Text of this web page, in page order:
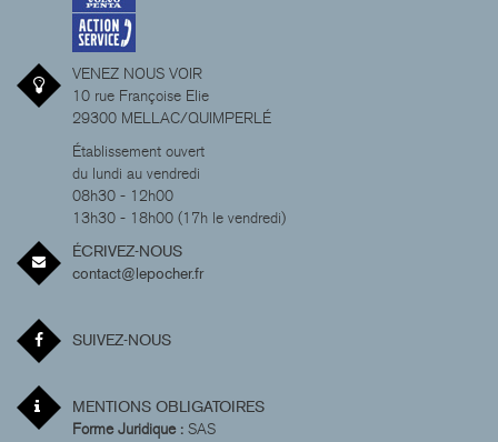
VENEZ NOUS VOIR
10 rue Françoise Elie
29300 MELLAC/QUIMPERLÉ
Établissement ouvert
du lundi au vendredi
08h30 - 12h00
13h30 - 18h00 (17h le vendredi)
ÉCRIVEZ-NOUS
contact@lepocher.fr
SUIVEZ-NOUS
MENTIONS OBLIGATOIRES
Forme Juridique : SAS